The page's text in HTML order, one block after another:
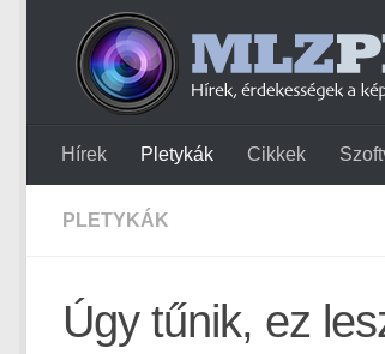
Hírek Pletykák Cikkek
PLETYKÁK
Úgy tűnik, ez